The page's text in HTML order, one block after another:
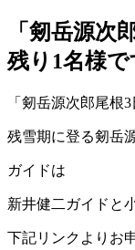
「剱岳源
残り1名様で
「剱岳源次郎尾根
残雪期に登る剱岳
ガイドは
新井健二ガイドと
下記リンクよりお